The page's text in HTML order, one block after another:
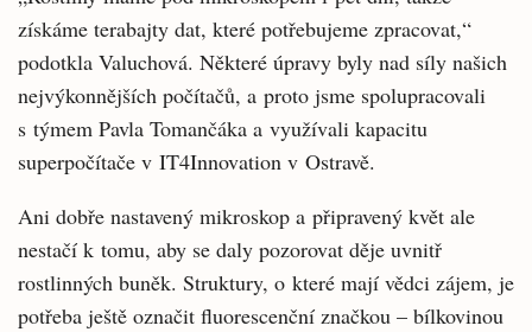
získáme terabajty dat, které potřebujeme zpracovat,“
podotkla Valuchová. Některé úpravy byly nad síly našich
nejvýkonnějších počítačů, a proto jsme spolupracovali
s týmem Pavla Tomančáka a využívali kapacitu
superpočítače v IT4Innovation v Ostravě.
Ani dobře nastavený mikroskop a připravený květ ale
nestačí k tomu, aby se daly pozorovat děje uvnitř
rostlinných buněk. Struktury, o které mají vědci zájem, je
potřeba ještě označit fluorescenční značkou – bílkovinou